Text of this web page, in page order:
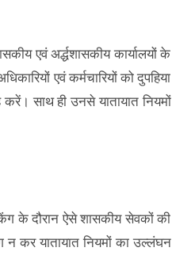
एवं अर्द्धशासकीय कार्यालयों के
एवं कर्मचारियों को दुपहिया
साथ ही उनसे यातायात नियमों
के दौरान ऐसे शासकीय सेवकों की
न कर यातायात नियमों का उल्लंघन